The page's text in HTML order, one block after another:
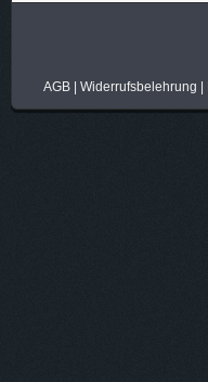
AGB| Widerrufsbelehrung